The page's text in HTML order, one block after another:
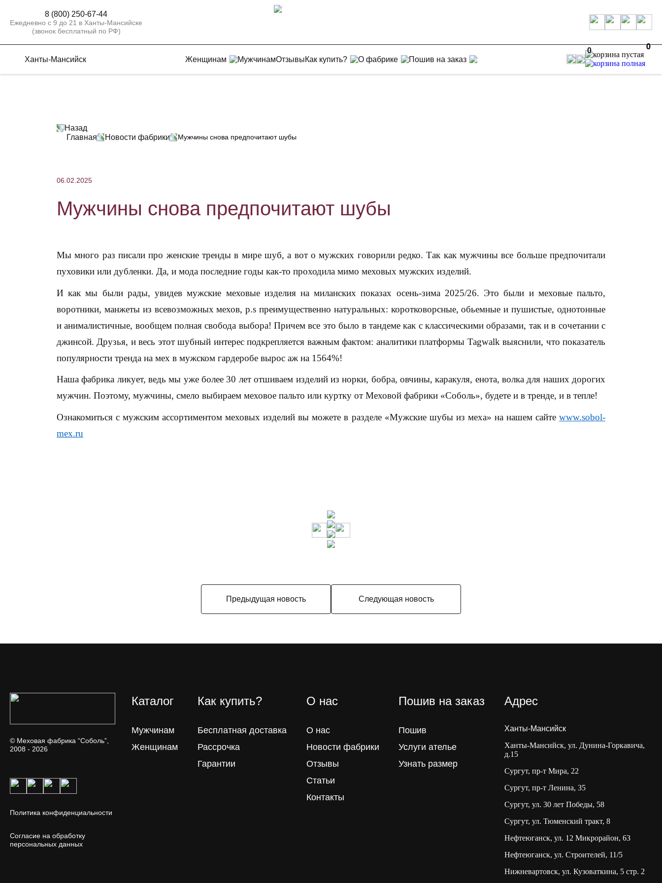
8 (800) 250-67-44
Ежедневно с 9 до 21 в Ханты-Мансийске
(звонок бесплатный по РФ)
Ханты-Мансийск Женщинам МужчинамОтзывыКак купить? О фабрике Пошив на заказ
0 0
0
Назад
Главная
Новости фабрики Мужчины снова предпочитают шубы
06.02.2025
Мужчины снова предпочитают шубы
Мы много раз писали про женские тренды в мире шуб, а вот о мужских говорили редко. Так как мужчины все больше предпочитали
пуховики или дубленки. Да, и мода последние годы как-то проходила мимо меховых мужских изделий.
И как мы были рады, увидев мужские меховые изделия на миланских показах осень-зима 2025/26. Это были и меховые пальто,
воротники, манжеты из всевозможных мехов, p.s преимущественно натуральных: коротковорсные, обьемные и пушистые, однотонные
и анималистичные, вообщем полная свобода выбора! Причем все это было в тандеме как с классическими образами, так и в сочетании с
джинсой. Друзья, и весь этот шубный интерес подкрепляется важным фактом: аналитики платформы Tagwalk выяснили, что показатель
популярности тренда на мех в мужском гардеробе вырос аж на 1564%!
Наша фабрика ликует, ведь мы уже более 30 лет отшиваем изделий из норки, бобра, овчины, каракуля, енота, волка для наших дорогих
мужчин. Поэтому, мужчины, смело выбираем меховое пальто или куртку от Меховой фабрики «Соболь», будете и в тренде, и в тепле!
Ознакомиться с мужским ассортиментом меховых изделий вы можете в разделе «Мужские шубы из меха» на нашем сайте www.sobol-
mex.ru
Предыдущая новость Следующая новость
© Меховая фабрика “Соболь”,
2008 - 2026
Политика конфиденциальности
Согласие на обработку
персональных данных
Каталог
Мужчинам
Женщинам
Как купить?
Бесплатная доставка
Рассрочка
Гарантии
О нас
О нас
Новости фабрики
Отзывы
Статьи
Контакты
Пошив на заказ
Пошив
Услуги ателье
Узнать размер
Адрес
Ханты-Мансийск
Ханты-Мансийск, ул. Дунина-Горкавича,
д.15
Сургут, пр-т Мира, 22
Сургут, пр-т Ленина, 35
Сургут, ул. 30 лет Победы, 58
Сургут, ул. Тюменский тракт, 8
Нефтеюганск, ул. 12 Микрорайон, 63
Нефтеюганск, ул. Строителей, 11/5
Нижневартовск, ул. Кузоваткина, 5 стр. 2